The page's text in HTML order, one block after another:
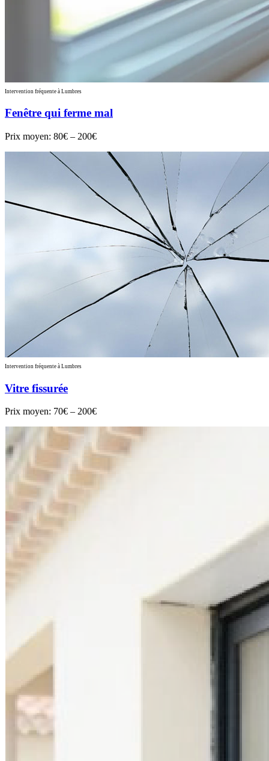
Intervention fréquente à Lumbres
Fenêtre qui ferme mal
Prix moyen: 80€ – 200€
Intervention fréquente à Lumbres
Vitre fissurée
Prix moyen: 70€ – 200€